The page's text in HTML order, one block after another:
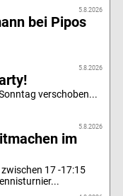
5.8.2026
bei Pipos
5.8.2026
verschoben...
5.8.2026
im
17 -17:15